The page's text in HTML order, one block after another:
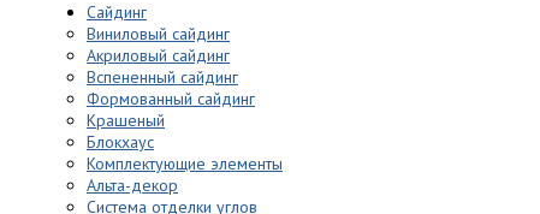
Сайдинг
Виниловый сайдинг
Акриловый сайдинг
Вспененный сайдинг
Формованный сайдинг
Крашеный
Блокхаус
Комплектующие элементы
Альта-декор
Система отделки углов